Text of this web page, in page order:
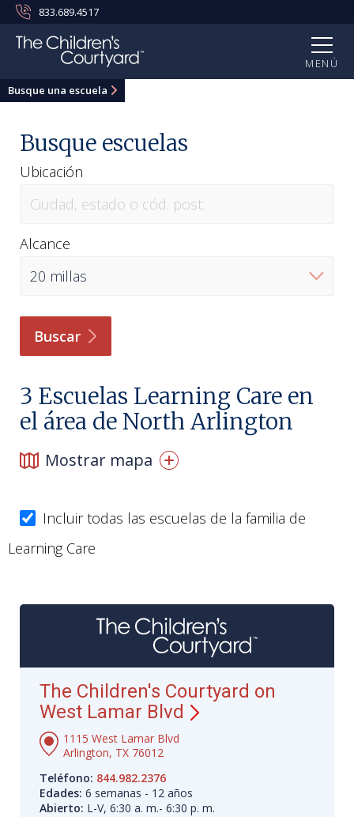
833.689.4517
MENÚ
Busque una escuela
Busque escuelas
Ubicación
Alcance
Buscar
3 Escuelas Learning Care en
el área de North Arlington
Mostrar mapa
Incluir todas las escuelas de la familia de
Learning Care
The Children's Courtyard on
West Lamar Blvd
1115 West Lamar Blvd
Arlington, TX 76012
Teléfono: 844.982.2376
Edades: 6 semanas - 12 años
Abierto: L-V, 6:30 a. m.- 6:30 p. m.